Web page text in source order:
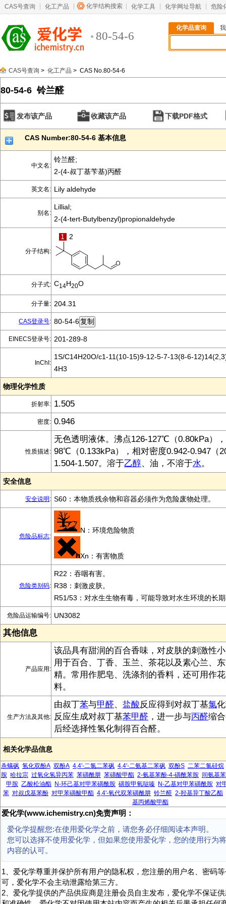
CAS号查询 化工产品 化学结构搜索 化学工具 化学网址导航 危险
80-54-6
化学品查询
CAS号查询 > 化工产品 > CAS No.80-54-6
80-54-6 铃兰醛
发布该产品 收藏该产品 下载PDF格式
CAS Number:80-54-6 基本信息
中文名:
铃兰醛;
2-(4-叔丁基苄基)丙醛
英文名: Lily aldehyde
别名:
Lillial;
2-(4-tert-Butylbenzyl)propionaldehyde
分子结构:
1 2
分子式: C14H20O
分子量: 204.31
CAS登录号: 80-54-6
EINECS登录号: 201-289-8
InChI:
1S/C14H20O/c1-11(10-15)9-12-5-7-13(8-6-
4H3
物理化学性质
折射率: 1.505
密度: 0.946
性质描述:
无色透明液体。沸点126-127℃（0.80kPa）
98℃（0.133kPa），相对密度0.942-0.947（
1.504-1.507。溶于乙醇、油，不溶于水。
安全信息
安全说明 : S60：本物质残余物和容器必须作为危险废物处理。
危险品标志:
N：环境危险物质
Xn：有害物质
危险类别码:
R22：吞咽有害。
R38：刺激皮肤。
R51/53：对水生生物有毒，可能导致对水生环境的长
危险品运输编号: UN3082
其他信息
产品应用:
该品具有甜润的百合香味，对皮肤的刺激性
用于百合、丁香、玉兰、茶花以及素心兰、
精。常用作肥皂、洗涤剂的香料，还可用作
料。
生产方法及其他:
由叔丁苯与甲醛、 盐酸反应得到对叔丁基氯
反应生成对叔丁基苯甲醛 ，进一步与丙醛缩
后经选择性氢化制得百合醛。
相关化学品信息
杀螨砜 氢化双酚A 双酚A 4,4'-二氯二苯砜 4,4'-二氨基二苯砜 双酚S 二苯二氯硅烷
胺 哈拉宗 过氧化氢异丙苯 苯磺酰肼 苯磺酸甲酯 2-氨基苯酚-4-磺酰苯胺 间氨基
甲胺 乙酸松油酯 N-环己基对甲苯磺酰胺 磺胺甲氧哒嗪 N-乙基对甲苯磺酰胺 对
苯 对叔戊基苯酚 对甲苯磺酸甲酯 4,4'-氧代双苯磺酰肼 铃兰醛 2-羟基异丁酸乙酯
基丙烯酸甲酯
爱化学(www.ichemistry.cn)免责声明：
爱化学提醒您:在使用爱化学之前，请您务必仔细阅读本声明。
您可以选择不使用爱化学，但如果您使用爱化学，您的使用行为
内容的认可。
1、爱化学尊重并保护所有用户的隐私权，您注册的用户名、密码
可，爱化学不会主动泄露给第三方。
2、爱化学提供的产品供应商是注册会员自主发布，爱化学不保证